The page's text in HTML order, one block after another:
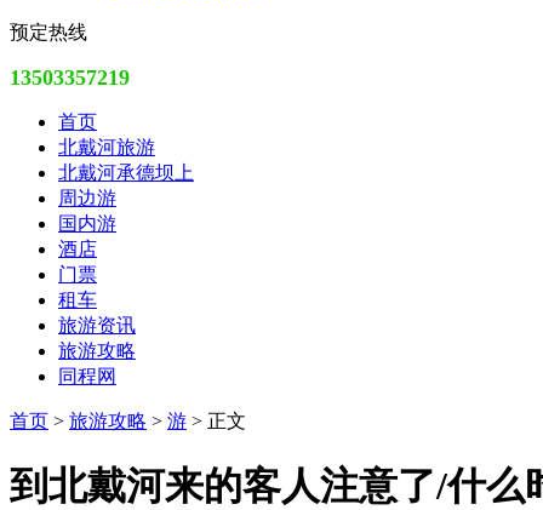
预定热线
13503357219
首页
北戴河旅游
北戴河承德坝上
周边游
国内游
酒店
门票
租车
旅游资讯
旅游攻略
同程网
首页 > 旅游攻略 > 游 > 正文
到北戴河来的客人注意了/什